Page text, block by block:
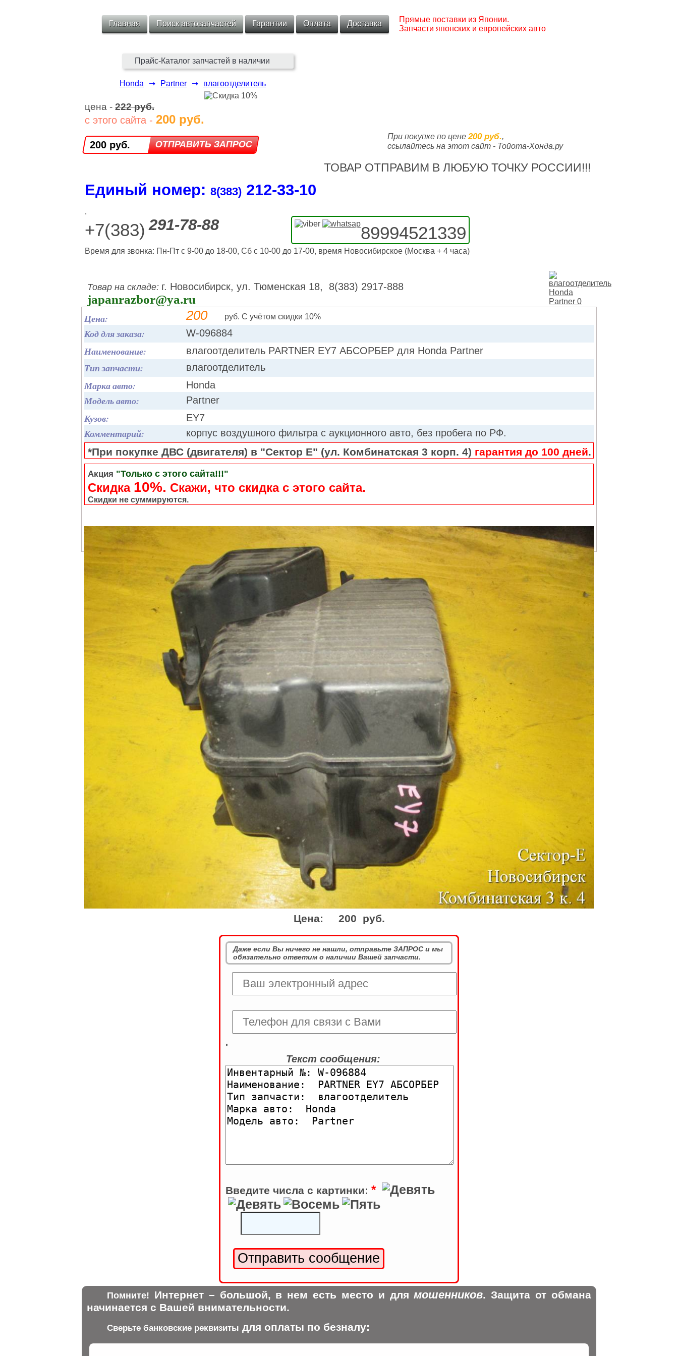
Главная Поиск автозапчастей Гарантии Оплата Доставка
Прямые поставки из Японии.
Запчасти японских и европейских авто
Прайс-Каталог запчастей в наличии
Honda ➞ Partner ➞ влагоотделитель
цена - 222 руб.
с этого сайта - 200 руб.
200 руб.
При покупке по цене 200 руб.,
ссылайтесь на этот сайт - Тойота-Хонда.ру
ТОВАР ОТПРАВИМ В ЛЮБУЮ ТОЧКУ РОССИИ!!!
Единый номер: 8(383) 212‑33‑10
,
+7(383) 291-78-88 89994521339
Время для звонка: Пн-Пт с 9-00 до 18-00, Сб с 10-00 до 17-00, время Новосибирское (Москва + 4 часа)
Товар на складе: г. Новосибирск, ул. Тюменская 18, 8(383) 2917-888
japanrazbor@ya.ru
Цена: 200 руб. С учётом скидки 10%
Код для заказа: W-096884
Наименование: влагоотделитель PARTNER EY7 АБСОРБЕР для Honda Partner
Тип запчасти: влагоотделитель
Марка авто: Honda
Модель авто: Partner
Кузов: EY7
Комментарий: корпус воздушного фильтра с аукционного авто, без пробега по РФ.
*При покупке ДВС (двигателя) в "Сектор Е" (ул. Комбинатская 3 корп. 4) гарантия до 100 дней.
Акция "Только с этого сайта!!!"
Скидка 10%. Cкажи, что скидка с этого сайта.
Скидки не суммируются.
Цена: 200 руб.
Даже если Вы ничего не нашли, отправьте ЗАПРОС и мы
обязательно ответим о наличии Вашей запчасти.
'
Текст сообщения:
Введите числа с картинки: *
Помните! Интернет – большой, в нем есть место и для мошенников. Защита от обмана
начинается с Вашей внимательности.
Сверьте банковские реквизиты для оплаты по безналу: